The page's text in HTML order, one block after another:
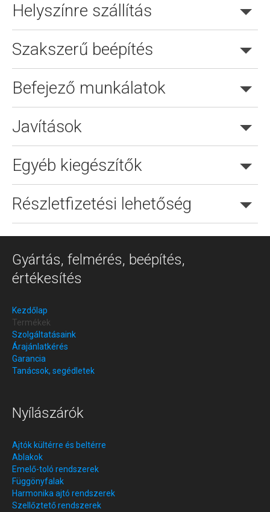
Helyszínre szállítás
Szakszerű beépítés
Befejező munkálatok
Javítások
Egyéb kiegészítők
Részletfizetési lehetőség
Gyártás, felmérés, beépítés,
értékesítés
Kezdőlap
Termékek
Szolgáltatásaink
Árajánlatkérés
Garancia
Tanácsok, segédletek
Nyílászárók
Ajtók kültérre és beltérre
Ablakok
Emelő-toló rendszerek
Függönyfalak
Harmonika ajtó rendszerek
Szellőztető rendszerek